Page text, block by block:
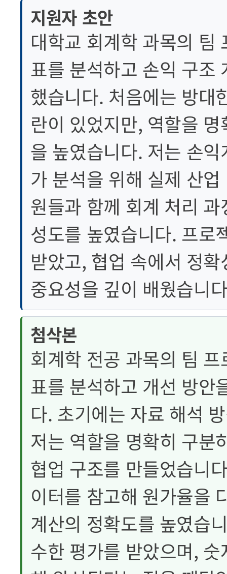
지원자 초안
대학교 회계학 과목의 팀
표를 분석하고 손익 구조
했습니다. 처음에는 방대
란이 있었지만, 역할을
을 높였습니다. 저는 손
가 분석을 위해 실제 산
원들과 함께 회계 처리
성도를 높였습니다. 프로
받았고, 협업 속에서 정
중요성을 깊이 배웠습니
첨삭본
회계학 전공 과목의 팀
표를 분석하고 개선 방안
다. 초기에는 자료 해석
저는 역할을 명확히 구분
협업 구조를 만들었습니
이터를 참고해 원가율을
계산의 정확도를 높였습
수한 평가를 받았으며,